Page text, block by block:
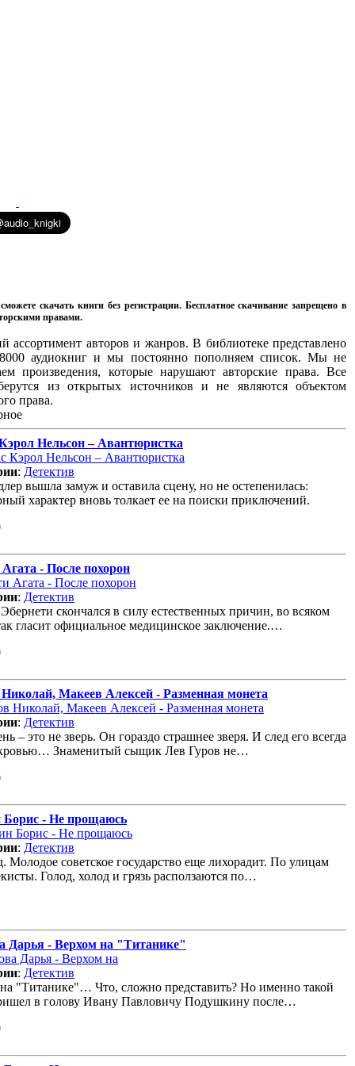
скачать книги без регистрации. Бесплатное скачивание запрещено в
правами.
ассортимент авторов и жанров. В библиотеке представлено
аудиокниг и мы постоянно пополняем список. Мы не
произведения, которые нарушают авторские права. Все
из открытых источников и не являются объектом
права.
Нельсон – Авантюристка
: Детектив
вышла замуж и оставила сцену, но не остепенилась:
характер вновь толкает ее на поиски приключений.
- После похорон
: Детектив
скончался в силу естественных причин, во всяком
гласит официальное медицинское заключение.…
Макеев Алексей - Разменная монета
: Детектив
– это не зверь. Он гораздо страшнее зверя. И след его всегда
Знаменитый сыщик Лев Гуров не…
Борис - Не прощаюсь
: Детектив
Молодое советское государство еще лихорадит. По улицам
Голод, холод и грязь расползаются по…
Дарья - Верхом на "Титанике"
: Детектив
"Титанике"… Что, сложно представить? Но именно такой
в голову Ивану Павловичу Подушкину после…